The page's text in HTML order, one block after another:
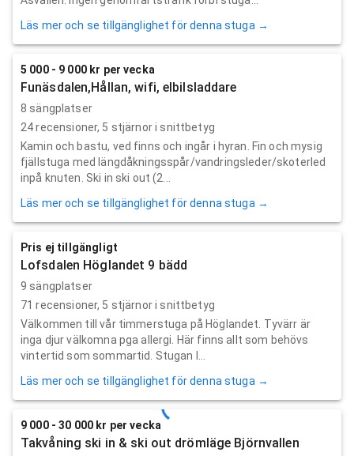
Läs mer och se tillgänglighet för denna stuga →
5 000 - 9 000 kr per vecka
Funäsdalen,Hållan, wifi, elbilsladdare
8 sängplatser
24recensioner, 5 stjärnor i snittbetyg
Kamin och bastu, ved finns och ingår i hyran. Fin och mysig
fjällstuga med längdåkningsspår/vandringsleder/skoterled
inpå knuten. Ski in ski out (2...
Läs mer och se tillgänglighet för denna stuga →
Pris ej tillgängligt
Lofsdalen Höglandet 9 bädd
9 sängplatser
71 recensioner, 5 stjärnor i snittbetyg
Välkommen till vår timmerstuga på Höglandet. Tyvärr är
inga djur välkomna pga allergi. Här finns allt som behövs
vintertid som sommartid. Stugan l...
Läs mer och se tillgänglighet för denna stuga →
9 000 - 30 000 kr per vecka
Takvåning ski in & ski out drömläge Björnvallen